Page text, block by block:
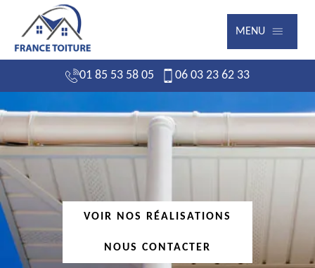
MENU
01 85 53 58 05 06 03 23 62 33
VOIR NOS RÉALISATIONS
NOUS CONTACTER